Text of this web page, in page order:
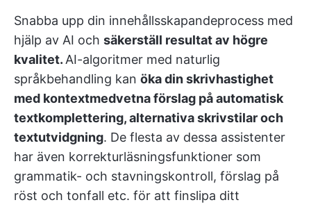
Snabba upp din innehållsskapandeprocess med
hjälp av AI och säkerställ resultat av högre
kvalitet. AI-algoritmer med naturlig
språkbehandling kan öka din skrivhastighet
med kontextmedvetna förslag på automatisk
textkomplettering, alternativa skrivstilar och
textutvidgning. De flesta av dessa assistenter
har även korrekturläsningsfunktioner som
grammatik- och stavningskontroll, förslag på
röst och tonfall etc. för att finslipa ditt